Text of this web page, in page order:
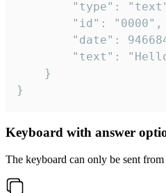
}
Keyboard with answer
The keyboard can only be sent